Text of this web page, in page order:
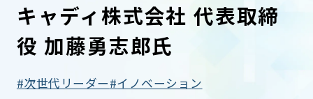
キャディ株式会社 代表取締
役 加藤勇志郎氏
次世代リーダー イノベーション